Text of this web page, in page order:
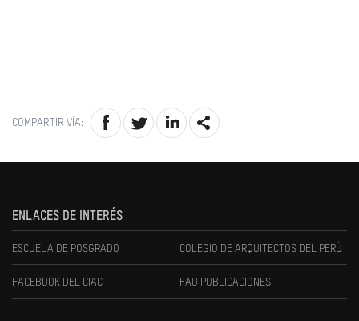
COMPARTIR VÍA:
ENLACES DE INTERÉS
ESCUELA DE POSGRADO COLEGIO DE ARQUITECTOS DEL PERÚ
FACEBOOK DEL CIAC FAU PUBLICACIONES